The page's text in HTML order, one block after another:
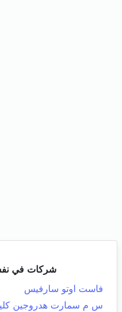
شركات في
فاست اوتو سارفيس
س م سمارت هدروجين